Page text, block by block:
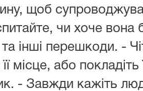
щоб
чи хоче
інші перешкоди. -
місце, або покладіть
- Завжди кажіть